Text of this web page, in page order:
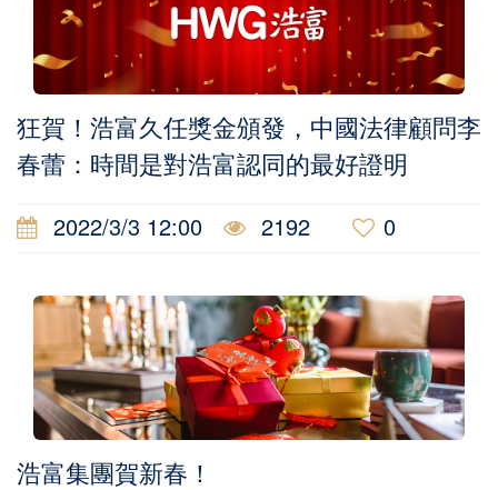
狂賀！浩富久任獎金頒發，中國法律顧問李
春蕾：時間是對浩富認同的最好證明
2022/3/3 12:00 2192 0
浩富集團賀新春！